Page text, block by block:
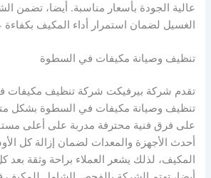
عالية الجودة بأسعار مناسبة. أيضا، تضمن
الغسيل لضمان استمرار أداء المكيف بكفاءة
تنظيف وصيانة مكيفات في السطوة
تقدم شركة بيرفيكت شركة تنظيف
تنظيف وصيانة مكيفات في السطوة بشكل
على فرق فنية محترفة مدربة على أعلى
أحدث الأجهزة والمعدات لضمان إزالة كل
المكيف، لذلك يشعر العملاء براحة وثقة بعد